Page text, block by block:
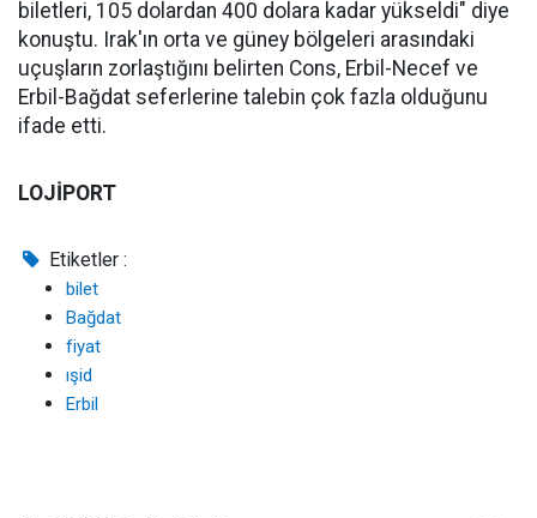
biletleri, 105 dolardan 400 dolara kadar yükseldi" diye
konuştu. Irak'ın orta ve güney bölgeleri arasındaki
uçuşların zorlaştığını belirten Cons, Erbil-Necef ve
Erbil-Bağdat seferlerine talebin çok fazla olduğunu
ifade etti.
LOJİPORT
Etiketler :
bilet
Bağdat
fiyat
ışid
Erbil